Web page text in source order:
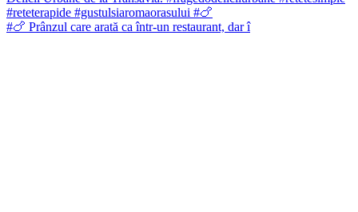
#🍗 Prânzul care arată ca într-un restaurant, dar î